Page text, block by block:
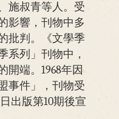
施叔青等人。受
影響，刊物中多
批判。《文學季
系列」刊物中，
開端。1968年因
事件」，刊物受
出版第10期後宣